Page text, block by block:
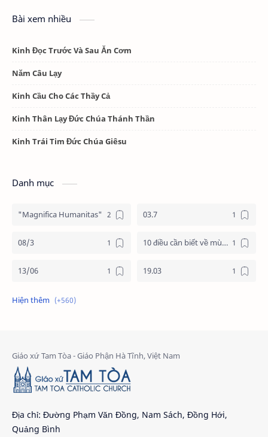
Bài xem nhiều
Kinh Đọc Trước Và Sau Ăn Cơm
Năm Câu Lạy
Kinh Cầu Cho Các Thầy Cả
Kinh Thân Lạy Đức Chúa Thánh Thần
Kinh Trái Tim Đức Chúa Giêsu
Danh mục
"Magnifica Humanitas" 03.7
08/3 10 điều cần biết về mùa vọng
13/06 19.03
19/3
24 giờ cho chúa 24 giờ cho chúa 2026
4 nước châu phi
5 cách đơn giản dọn tâm hồn đón chúa 6 gương mặt
Địa chỉ: Đường Phạm Văn Đồng, Nam Sách, Đồng Hới,
Quảng Bình